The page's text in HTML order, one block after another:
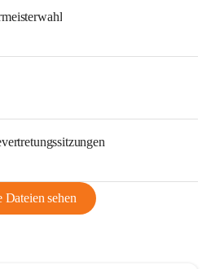
Dateien sehen